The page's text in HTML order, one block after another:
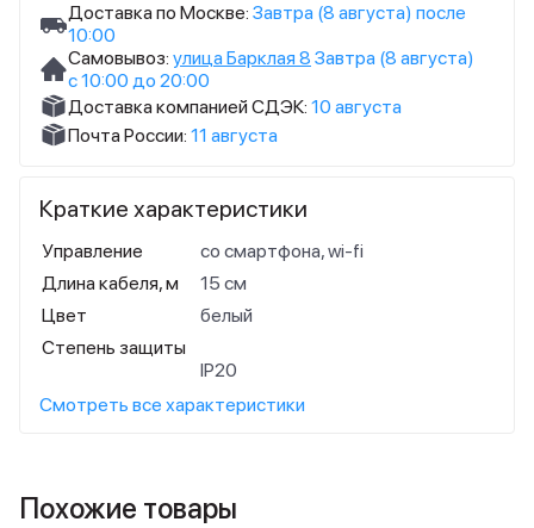
Доставка по Москве: Завтра (8 августа) после
10:00
Самовывоз: улица Барклая 8 Завтра (8 августа)
с 10:00 до 20:00
Доставка компанией СДЭК: 10 августа
Почта России: 11 августа
Краткие характеристики
Управление
со смартфона, wi-fi
Длина кабеля, м
15 см
Цвет
белый
Степень защиты
IP20
Смотреть все характеристики
Похожие товары